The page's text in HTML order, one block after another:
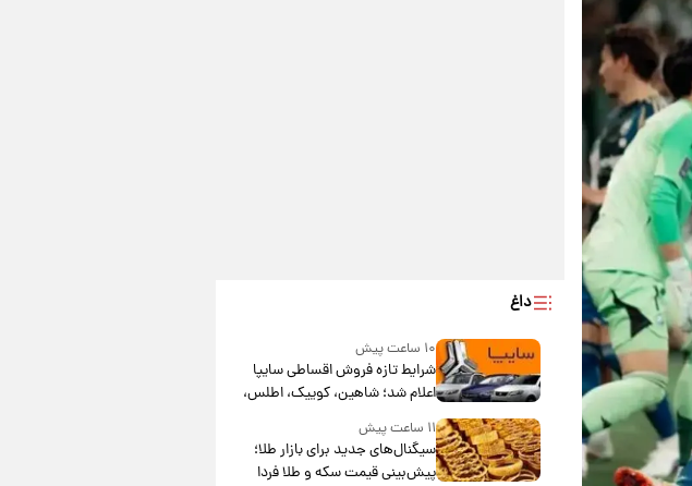
داغ
۱۰ ساعت پیش
شرایط تازه فروش اقساطی سایپا
اعلام شد؛ شاهین، کوییک، اطلس،
سهند و ساینا با اقساط بلندمدت +
جدول
۱۱ ساعت پیش
سیگنال‌های جدید برای بازار طلا؛
پیش‌بینی قیمت سکه و طلا فردا